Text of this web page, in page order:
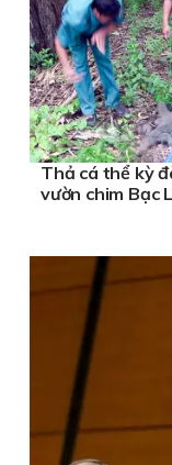
Thả cá thể kỳ
vườn chim Bạc